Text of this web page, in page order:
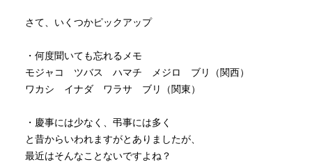
さて、いくつかピックアップ
・何度聞いても忘れるメモ
モジャコ ツバス ハマチ メジロ ブリ（関西）
ワカシ イナダ ワラサ ブリ（関東）
・慶事には少なく、弔事には多く
と昔からいわれますがとありましたが、
最近はそんなことないですよね？